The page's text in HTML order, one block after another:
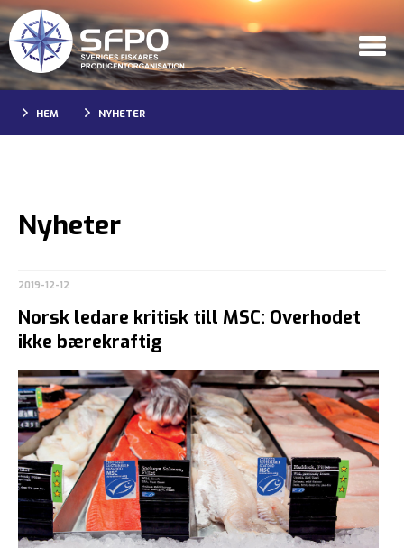
HEM NYHETER
Nyheter
2019-12-12
Norsk ledare kritisk till MSC: Overhodet
ikke bærekraftig